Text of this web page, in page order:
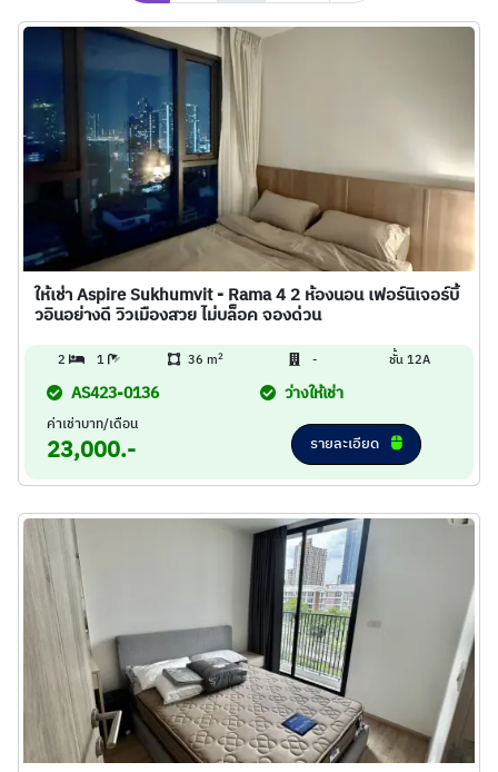
ให้เช่า Aspire Sukhumvit - Rama 4 2 ห้องนอน เฟอร์นิเจอร์บิ้
วอินอย่างดี วิวเมืองสวย ไม่บล็อค จองด่วน
2 1 36 m2 - ชั้น 12A
AS423-0136 ว่างให้เช่า
ค่าเช่าบาท/เดือน
23,000.- รายละเอียด